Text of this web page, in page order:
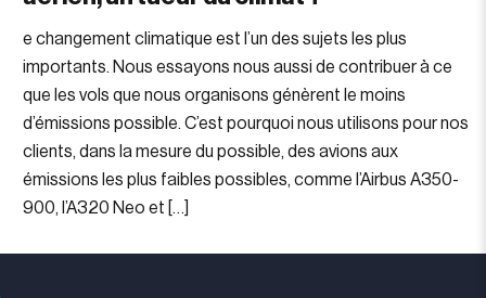
e changement climatique est l’un des sujets les plus
importants. Nous essayons nous aussi de contribuer à ce
que les vols que nous organisons génèrent le moins
d’émissions possible. C’est pourquoi nous utilisons pour nos
clients, dans la mesure du possible, des avions aux
émissions les plus faibles possibles, comme l’Airbus A350-
900, l’A320 Neo et […]